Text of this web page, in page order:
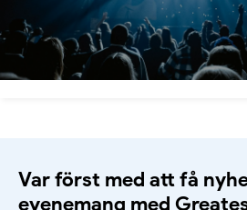
Var först med att få
evenemang med